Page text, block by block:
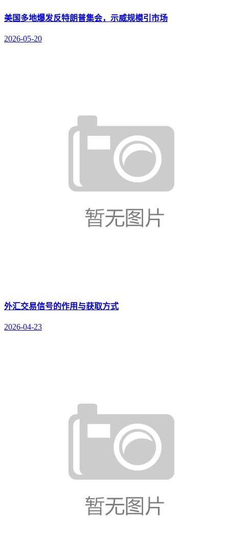
美国多地爆发反特朗普集会，示威规模引市场
2026-05-20
外汇交易信号的作用与获取方式
2026-04-23